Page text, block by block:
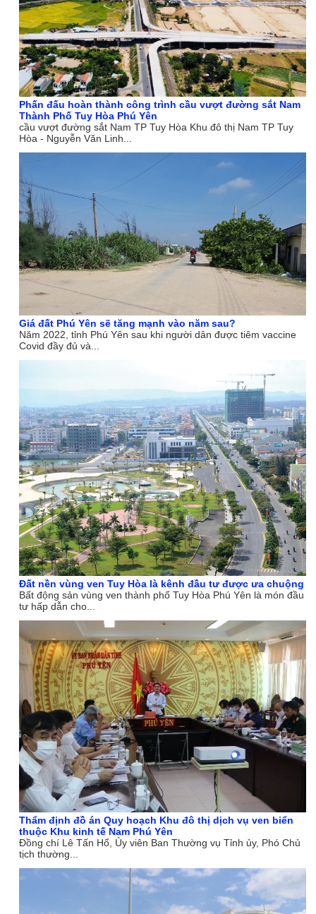
Phấn đấu hoàn thành công trình cầu vượt đường sắt Nam
Thành Phố Tuy Hòa Phú Yên
cầu vượt đường sắt Nam TP Tuy Hòa Khu đô thị Nam TP Tuy
Hòa - Nguyễn Văn Linh...
Giá đất Phú Yên sẽ tăng mạnh vào năm sau?
Năm 2022, tỉnh Phú Yên sau khi người dân được tiêm vaccine
Covid đầy đủ và...
Đất nền vùng ven Tuy Hòa là kênh đầu tư được ưa chuộng
Bất động sản vùng ven thành phố Tuy Hòa Phú Yên là món đầu
tư hấp dẫn cho...
Thẩm định đồ án Quy hoạch Khu đô thị dịch vụ ven biển
thuộc Khu kinh tế Nam Phú Yên
Đồng chí Lê Tấn Hổ, Ủy viên Ban Thường vụ Tỉnh ủy, Phó Chủ
tịch thường...